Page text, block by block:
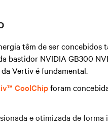
têm de ser concebidos
bastidor NVIDIA GB300
Vertiv é fundamental.
CoolChipforam
e otimizada de forma